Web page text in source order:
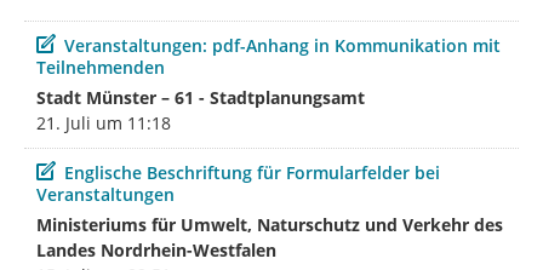
Beitrag
Veranstaltungen: pdf-Anhang in Kommunikation mit
Teilnehmenden
Stadt Münster – 61 - Stadtplanungsamt
21. Juli um 11:18
Beitrag
Englische Beschriftung für Formularfelder bei
Veranstaltungen
Ministeriums für Umwelt, Naturschutz und Verkehr des
Landes Nordrhein-Westfalen